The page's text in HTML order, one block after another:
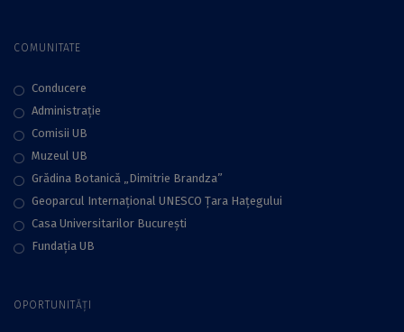
COMUNITATE
Conducere
Administraţie
Comisii UB
Muzeul UB
Grădina Botanică „Dimitrie Brandza”
Geoparcul Internațional UNESCO Țara Hațegului
Casa Universitarilor București
Fundaţia UB
OPORTUNITĂȚI